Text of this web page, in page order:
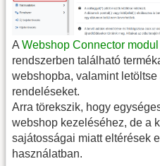
A Webshop Connector modul
rendszerben található
webshopba, valamint letöltse
rendeléseket.
Arra törekszik, hogy
webshop kezeléséhez, de a
sajátosságai miatt eltérések
használatban.